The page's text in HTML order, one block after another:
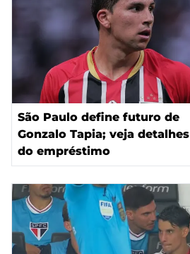
São Paulo define futuro de
Gonzalo Tapia; veja detalhes
do empréstimo